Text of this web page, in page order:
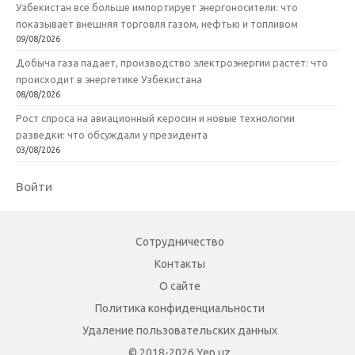
Узбекистан все больше импортирует энергоносители: что
показывает внешняя торговля газом, нефтью и топливом
09/08/2026
Добыча газа падает, производство электроэнергии растет: что
происходит в энергетике Узбекистана
08/08/2026
Рост спроса на авиационный керосин и новые технологии
разведки: что обсуждали у президента
03/08/2026
Войти
Сотрудничество
Контакты
О сайте
Политика конфиденциальности
Удаление пользовательских данных
© 2018-2026 Yep.uz